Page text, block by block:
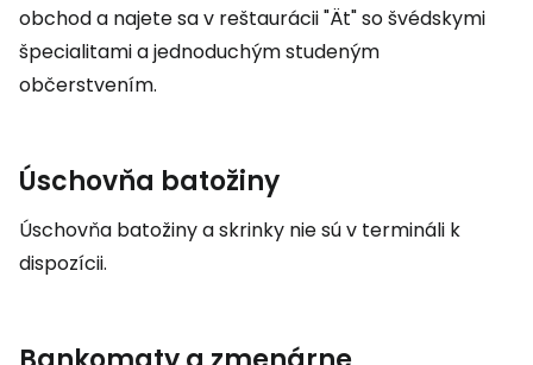
obchod a najete sa v reštaurácii "Ät" so švédskymi
špecialitami a jednoduchým studeným
občerstvením.
Úschovňa batožiny
Úschovňa batožiny a skrinky nie sú v termináli k
dispozícii.